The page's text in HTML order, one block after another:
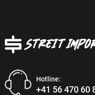
Hotline:
+41 56 470 60